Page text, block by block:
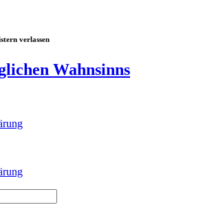
verlassen
Wahnsinns